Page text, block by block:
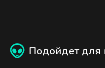
Подойдет для